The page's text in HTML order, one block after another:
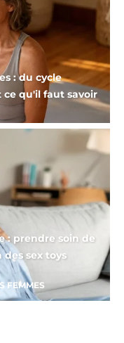
: du cycle
qu'il faut savoir
FEMMES
: prendre soin de
des sex toys